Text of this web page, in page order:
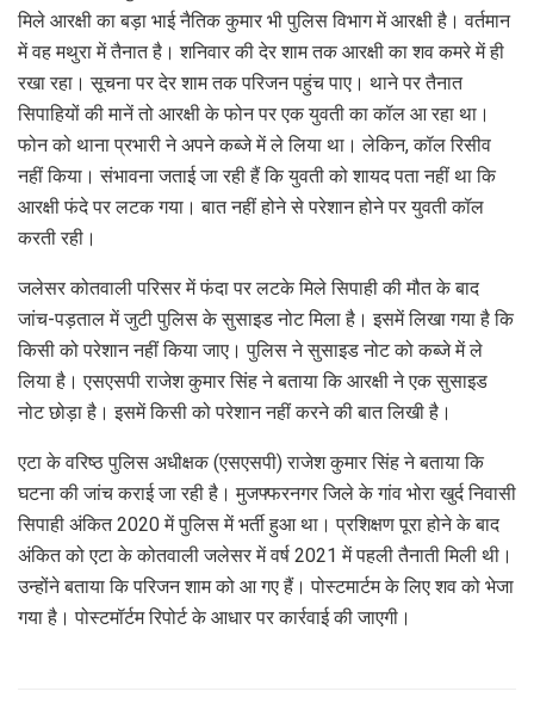
मिले आरक्षी का बड़ा भाई नैतिक कुमार भी पुलिस विभाग में आरक्षी है। वर्तमान
में वह मथुरा में तैनात है। शनिवार की देर शाम तक आरक्षी का शव कमरे में ही
रखा रहा। सूचना पर देर शाम तक परिजन पहुंच पाए। थाने पर तैनात
सिपाहियों की मानें तो आरक्षी के फोन पर एक युवती का कॉल आ रहा था।
फोन को थाना प्रभारी ने अपने कब्जे में ले लिया था। लेकिन, कॉल रिसीव
नहीं किया। संभावना जताई जा रही हैं कि युवती को शायद पता नहीं था कि
आरक्षी फंदे पर लटक गया। बात नहीं होने से परेशान होने पर युवती कॉल
करती रही।
जलेसर कोतवाली परिसर में फंदा पर लटके मिले सिपाही की मौत के बाद
जांच-पड़ताल में जुटी पुलिस के सुसाइड नोट मिला है। इसमें लिखा गया है कि
किसी को परेशान नहीं किया जाए। पुलिस ने सुसाइड नोट को कब्जे में ले
लिया है। एसएसपी राजेश कुमार सिंह ने बताया कि आरक्षी ने एक सुसाइड
नोट छोड़ा है। इसमें किसी को परेशान नहीं करने की बात लिखी है।
एटा के वरिष्ठ पुलिस अधीक्षक (एसएसपी) राजेश कुमार सिंह ने बताया कि
घटना की जांच कराई जा रही है। मुजफ्फरनगर जिले के गांव भोरा खुर्द निवासी
सिपाही अंकित 2020 में पुलिस में भर्ती हुआ था। प्रशिक्षण पूरा होने के बाद
अंकित को एटा के कोतवाली जलेसर में वर्ष 2021 में पहली तैनाती मिली थी।
उन्होंने बताया कि परिजन शाम को आ गए हैं। पोस्टमार्टम के लिए शव को भेजा
गया है। पोस्टमॉर्टम रिपोर्ट के आधार पर कार्रवाई की जाएगी।